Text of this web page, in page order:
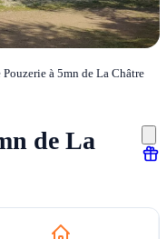
à 5mn de La Châtre
de La